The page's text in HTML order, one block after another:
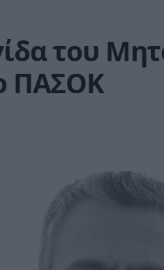
του
ΠΑΣΟΚ